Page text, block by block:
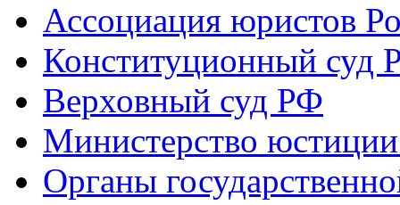
Ассоциация юристов
Конституционный суд
Верховный суд РФ
Министерство
Органы